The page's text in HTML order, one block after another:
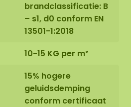
brandclassificatie: B
– s1, d0 conform EN
13501-1:2018
10-15 KG per m²
15% hogere
geluidsdemping
conform certificaat